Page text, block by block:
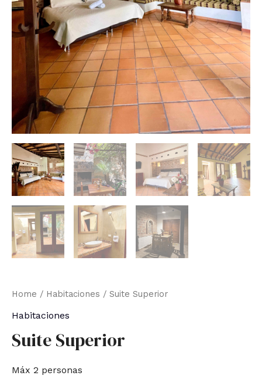
Home / Habitaciones / Suite Superior
Habitaciones
Suite Superior
Máx 2 personas